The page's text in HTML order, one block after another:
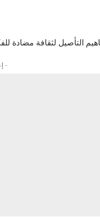
التأصيل لثقافة مضادة
-